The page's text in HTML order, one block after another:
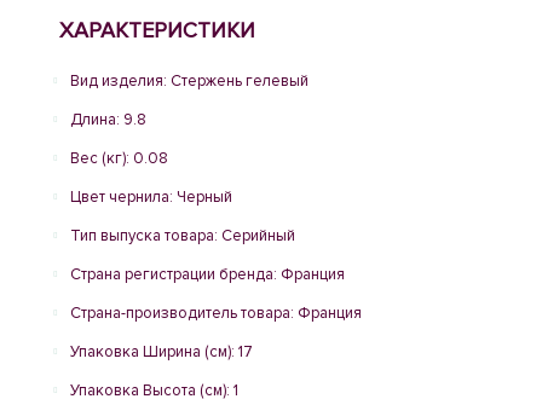
ХАРАКТЕРИСТИКИ
Вид изделия: Стержень гелевый
Длина: 9.8
Вес (кг): 0.08
Цвет чернила: Черный
Тип выпуска товара: Серийный
Страна регистрации бренда: Франция
Страна-производитель товара: Франция
Упаковка Ширина (см): 17
Упаковка Высота (см): 1